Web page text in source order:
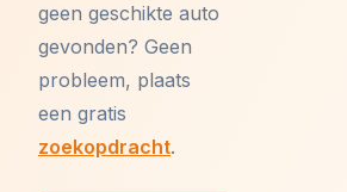
geen geschikte auto
gevonden? Geen
probleem, plaats
een gratis
zoekopdracht.